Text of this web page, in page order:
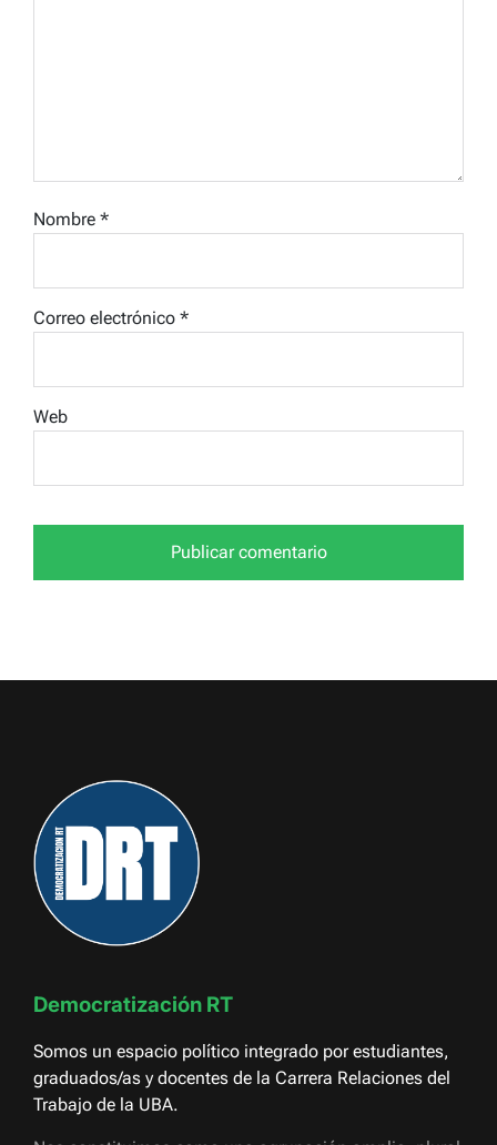
Nombre *
Correo electrónico *
Web
Democratización RT
Somos un espacio político integrado por estudiantes,
graduados/as y docentes de la Carrera Relaciones del
Trabajo de la UBA.